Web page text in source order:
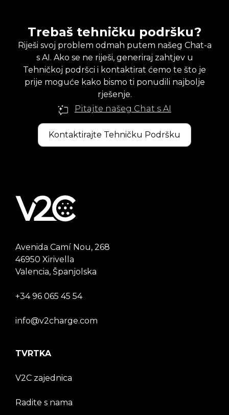
Trebaš tehničku podršku?
Riješi svoj problem odmah putem našeg Chat-a
s AI. Ako se ne riješi, generiraj zahtjev u
Tehničkoj podršci i kontaktirat ćemo te što je
prije moguće kako bismo ti ponudili najbolje
rješenje.
Pitajte našeg Chat s AI
Kontaktirajte Tehničku Podršku
Avenida Camí Nou, 268
46950 Xirivella
Valencia, Španjolska
+34 96 065 45 54
info@v2charge.com
TVRTKA
V2C zajednica
Radite s nama